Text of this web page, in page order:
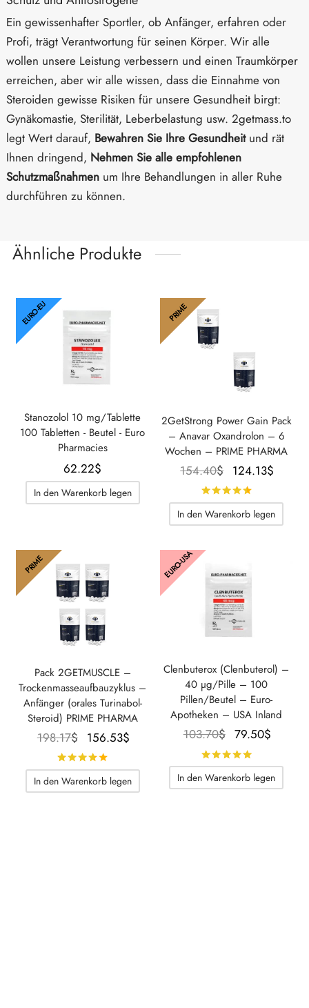
Ein gewissenhafter Sportler, ob Anfänger, erfahren oder
Profi, trägt Verantwortung für seinen Körper. Wir alle
wollen unsere Leistung verbessern und einen Traumkörper
erreichen, aber wir alle wissen, dass die Einnahme von
Steroiden gewisse Risiken für unsere Gesundheit birgt:
Gynäkomastie, Sterilität, Leberbelastung usw. 2getmass.to
legt Wert darauf, Bewahren Sie Ihre Gesundheitund rät
Ihnen dringend, Nehmen Sie alle empfohlenen
Schutzmaßnahmen um Ihre Behandlungen in aller Ruhe
durchführen zu können.
Ähnliche Produkte
EURO-EU
Stanozolol 10 mg/Tablette
100 Tabletten - Beutel - Euro
Pharmacies
62.22$
In den Warenkorb legen
PRIME
2GetStrong Power Gain Pack
– Anavar Oxandrolon – 6
Wochen – PRIME PHARMA
154.40$
Der
ursprüngliche
Preis war:
154.40$.
124.13$
In den Warenkorb legen
PRIME
Pack 2GETMUSCLE –
Trockenmasseaufbauzyklus –
Anfänger (orales Turinabol-
Steroid) PRIME PHARMA
198.17$
Der
ursprüngliche
Preis war:
198.17$.
156.53$
beträgt:
In den Warenkorb legen
EURO-USA
Clenbuterox (Clenbuterol) –
40 µg/Pille – 100
Pillen/Beutel – Euro-
Apotheken – USA Inland
103.70$
Der
ursprüngliche
Preis war:
103.70$.
79.50$
Preis
In den Warenkorb legen